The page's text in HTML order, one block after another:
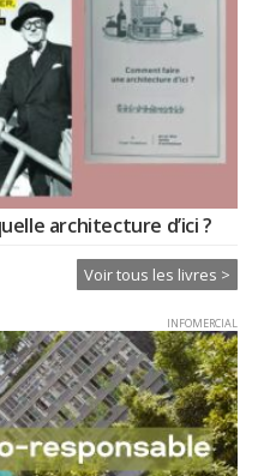
architecture d’ici ?
Voir tous les livres >
INFOMERCIAL